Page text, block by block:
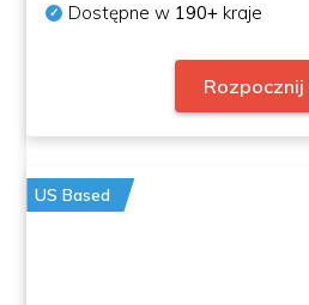
Dostępne w 190+ kraje
Rozpocznij
US Based